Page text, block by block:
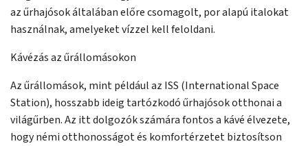
az űrhajósok általában előre csomagolt, por alapú italokat
használnak, amelyeket vízzel kell feloldani.
Kávézás az űrállomásokon
Az űrállomások, mint például az ISS (International Space
Station), hosszabb ideig tartózkodó űrhajósok otthonai a
világűrben. Az itt dolgozók számára fontos a kávé élvezete,
hogy némi otthonosságot és komfortérzetet biztosítson